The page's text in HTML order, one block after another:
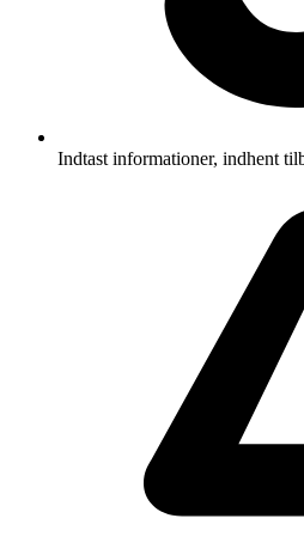
Indtast informationer, indhent